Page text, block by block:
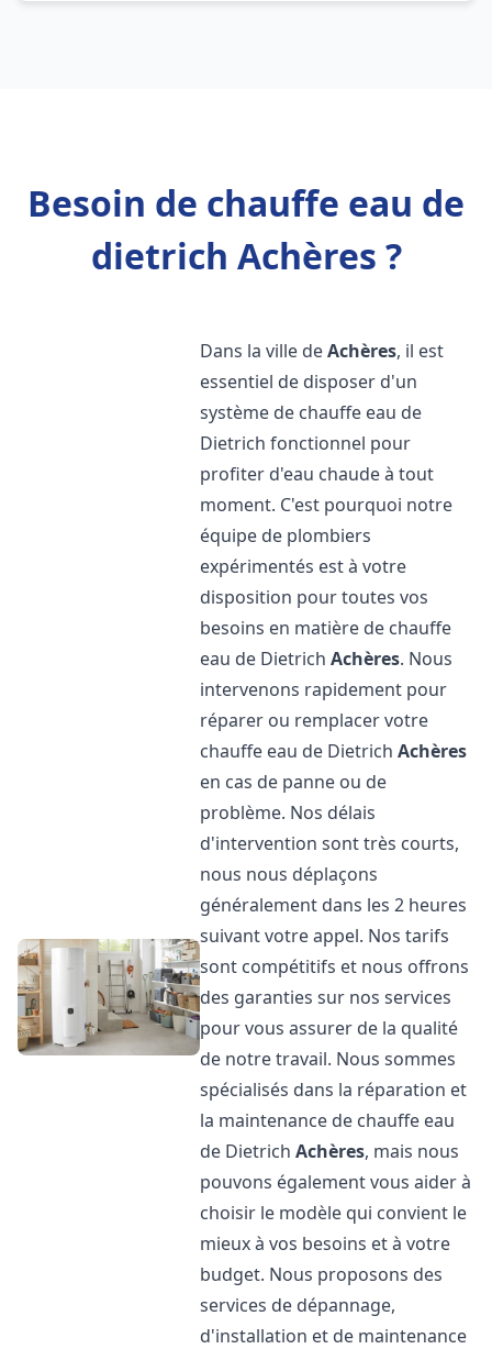
Besoin de chauffe eau de
dietrich Achères ?
Dans la ville deAchères, il est
essentiel de disposer d'un
système de chauffe eau de
Dietrich fonctionnel pour
profiter d'eau chaude à tout
moment. C'est pourquoi notre
équipe de plombiers
expérimentés est à votre
disposition pour toutes vos
besoins en matière de chauffe
eau de DietrichAchères. Nous
intervenons rapidement pour
réparer ou remplacer votre
chauffe eau de DietrichAchères
en cas de panne ou de
problème. Nos délais
d'intervention sont très courts,
nous nous déplaçons
généralement dans les 2 heures
suivant votre appel. Nos tarifs
sont compétitifs et nous offrons
des garanties sur nos services
pour vous assurer de la qualité
de notre travail. Nous sommes
spécialisés dans la réparation et
la maintenance de chauffe eau
de DietrichAchères, mais nous
pouvons également vous aider à
choisir le modèle qui convient le
mieux à vos besoins et à votre
budget. Nous proposons des
services de dépannage,
d'installation et de maintenance